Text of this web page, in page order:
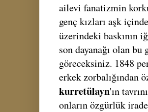
ailevi fanatizmin
genç kızları aşk
üzerindeki baskının
son dayanağı olan
göreceksiniz. 1848
erkek zorbalığından
kurretülayn'ın
onların özgürlük